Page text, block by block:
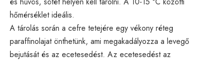
hőmérséklet ideális.
A tárolás során a cefre tetejére egy vékony réteg
paraffinolajat önthetünk, ami megakadályozza a levegő
bejutását és az ecetesedést. Az ecetesedést az